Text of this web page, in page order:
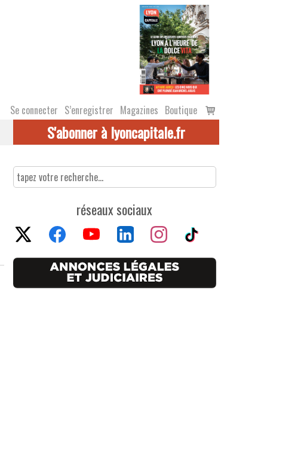
Se connecter S’enregistrer Magazines Boutique
Voir
le
S'abonner à lyoncapitale.fr
réseaux sociaux